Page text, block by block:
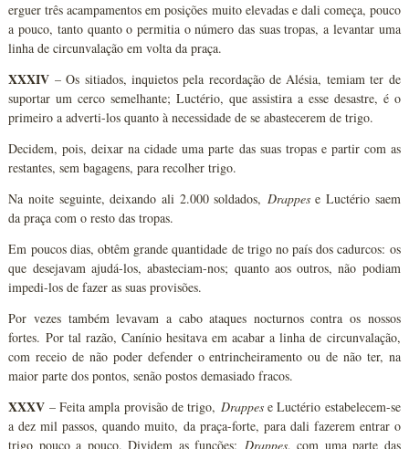
erguer três acampamentos em posições muito elevadas e dali começa, pouco
a pouco, tanto quanto o permitia o número das suas tropas, a levantar uma
linha de circunvalação em volta da praça.
XXXIV – Os sitiados, inquietos pela recordação de Alésia, temiam ter de
suportar um cerco semelhante; Luctério, que assistira a esse desastre, é o
primeiro a adverti-los quanto à necessidade de se abastecerem de trigo.
Decidem, pois, deixar na cidade uma parte das suas tropas e partir com as
restantes, sem bagagens, para recolher trigo.
Na noite seguinte, deixando ali 2.000 soldados, Drappese Luctério saem
da praça com o resto das tropas.
Em poucos dias, obtêm grande quantidade de trigo no país dos cadurcos: os
que desejavam ajudá-los, abasteciam-nos; quanto aos outros, não podiam
impedi-los de fazer as suas provisões.
Por vezes também levavam a cabo ataques nocturnos contra os nossos
fortes. Por tal razão, Canínio hesitava em acabar a linha de circunvalação,
com receio de não poder defender o entrincheiramento ou de não ter, na
maior parte dos pontos, senão postos demasiado fracos.
XXXV – Feita ampla provisão de trigo, Drappese Luctério estabelecem-se
a dez mil passos, quando muito, da praça-forte, para dali fazerem entrar o
trigo pouco a pouco. Dividem as funções: Drappes, com uma parte das